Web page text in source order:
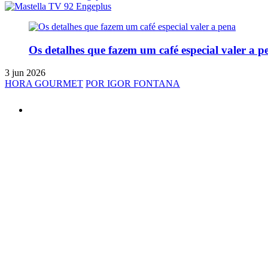
Os detalhes que fazem um café especial valer a
3 jun 2026
HORA GOURMET POR IGOR FONTANA